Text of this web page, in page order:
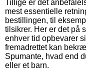
Tillige er det
mest essentielle
bestillingen, til
tilsikrer. Her er det på
enhver tid opbevarer
fremadrettet kan
Spumante, hvad end
eller et barn.